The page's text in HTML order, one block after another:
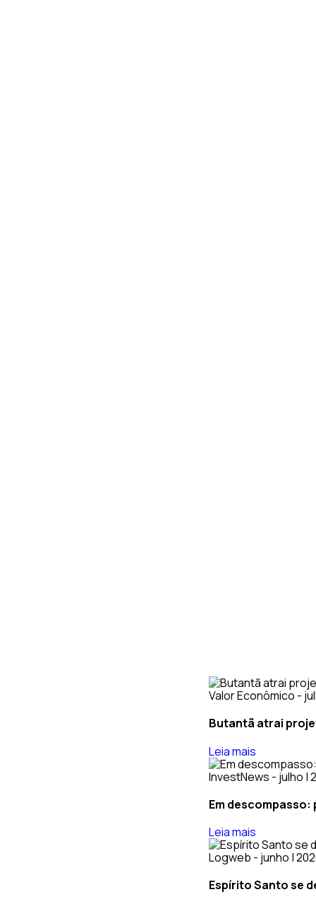
Valor Econômico -
Butantã atrai
Leia mais
InvestNews - julho |
Em descompasso:
Leia mais
Logweb - junho |
Espírito Santo se